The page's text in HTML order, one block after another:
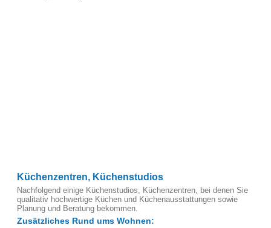
Küchenzentren, Küchenstudios
Nachfolgend einige Küchenstudios, Küchenzentren, bei denen Sie
qualitativ hochwertige Küchen und Küchenausstattungen sowie
Planung und Beratung bekommen.
Zusätzliches Rund ums Wohnen: